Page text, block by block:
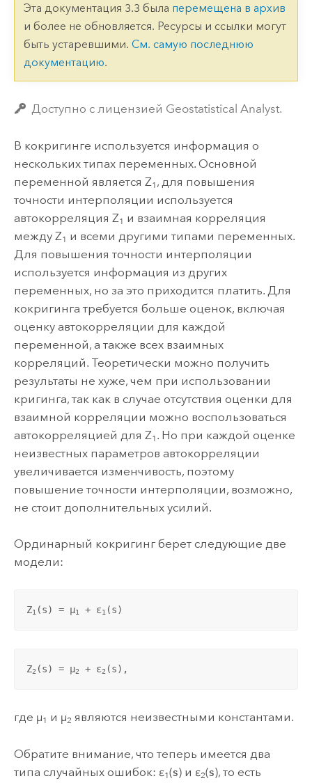
Эта документация 3.3 была перемещена в архив
и более не обновляется. Ресурсы и ссылки могут
быть устаревшими. См. самую последнюю
документацию.
Доступно с лицензией Geostatistical Analyst.
В кокригинге используется информация о
нескольких типах переменных. Основной
переменной является Z1 , для повышения
точности интерполяции используется
автокорреляция Z1 и взаимная корреляция
между Z1 и всеми другими типами переменных.
Для повышения точности интерполяции
используется информация из других
переменных, но за это приходится платить. Для
кокригинга требуется больше оценок, включая
оценку автокорреляции для каждой
переменной, а также всех взаимных
корреляций. Теоретически можно получить
результаты не хуже, чем при использовании
кригинга, так как в случае отсутствия оценки для
взаимной корреляции можно воспользоваться
автокорреляцией для Z1 . Но при каждой оценке
неизвестных параметров автокорреляции
увеличивается изменчивость, поэтому
повышение точности интерполяции, возможно,
не стоит дополнительных усилий.
Ординарный кокригинг берет следующие две
модели:
Z1 (s) = µ1 + ε1 (s)
Z2 (s) = µ2 + ε2 (s),
где µ1 и µ2 являются неизвестными константами.
Обратите внимание, что теперь имеется два
типа случайных ошибок: ε1(s) и ε2(s), то есть